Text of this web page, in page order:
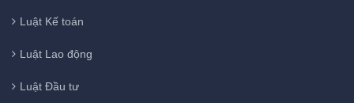
Luật Kế toán
Luật Lao động
Luật Đầu tư